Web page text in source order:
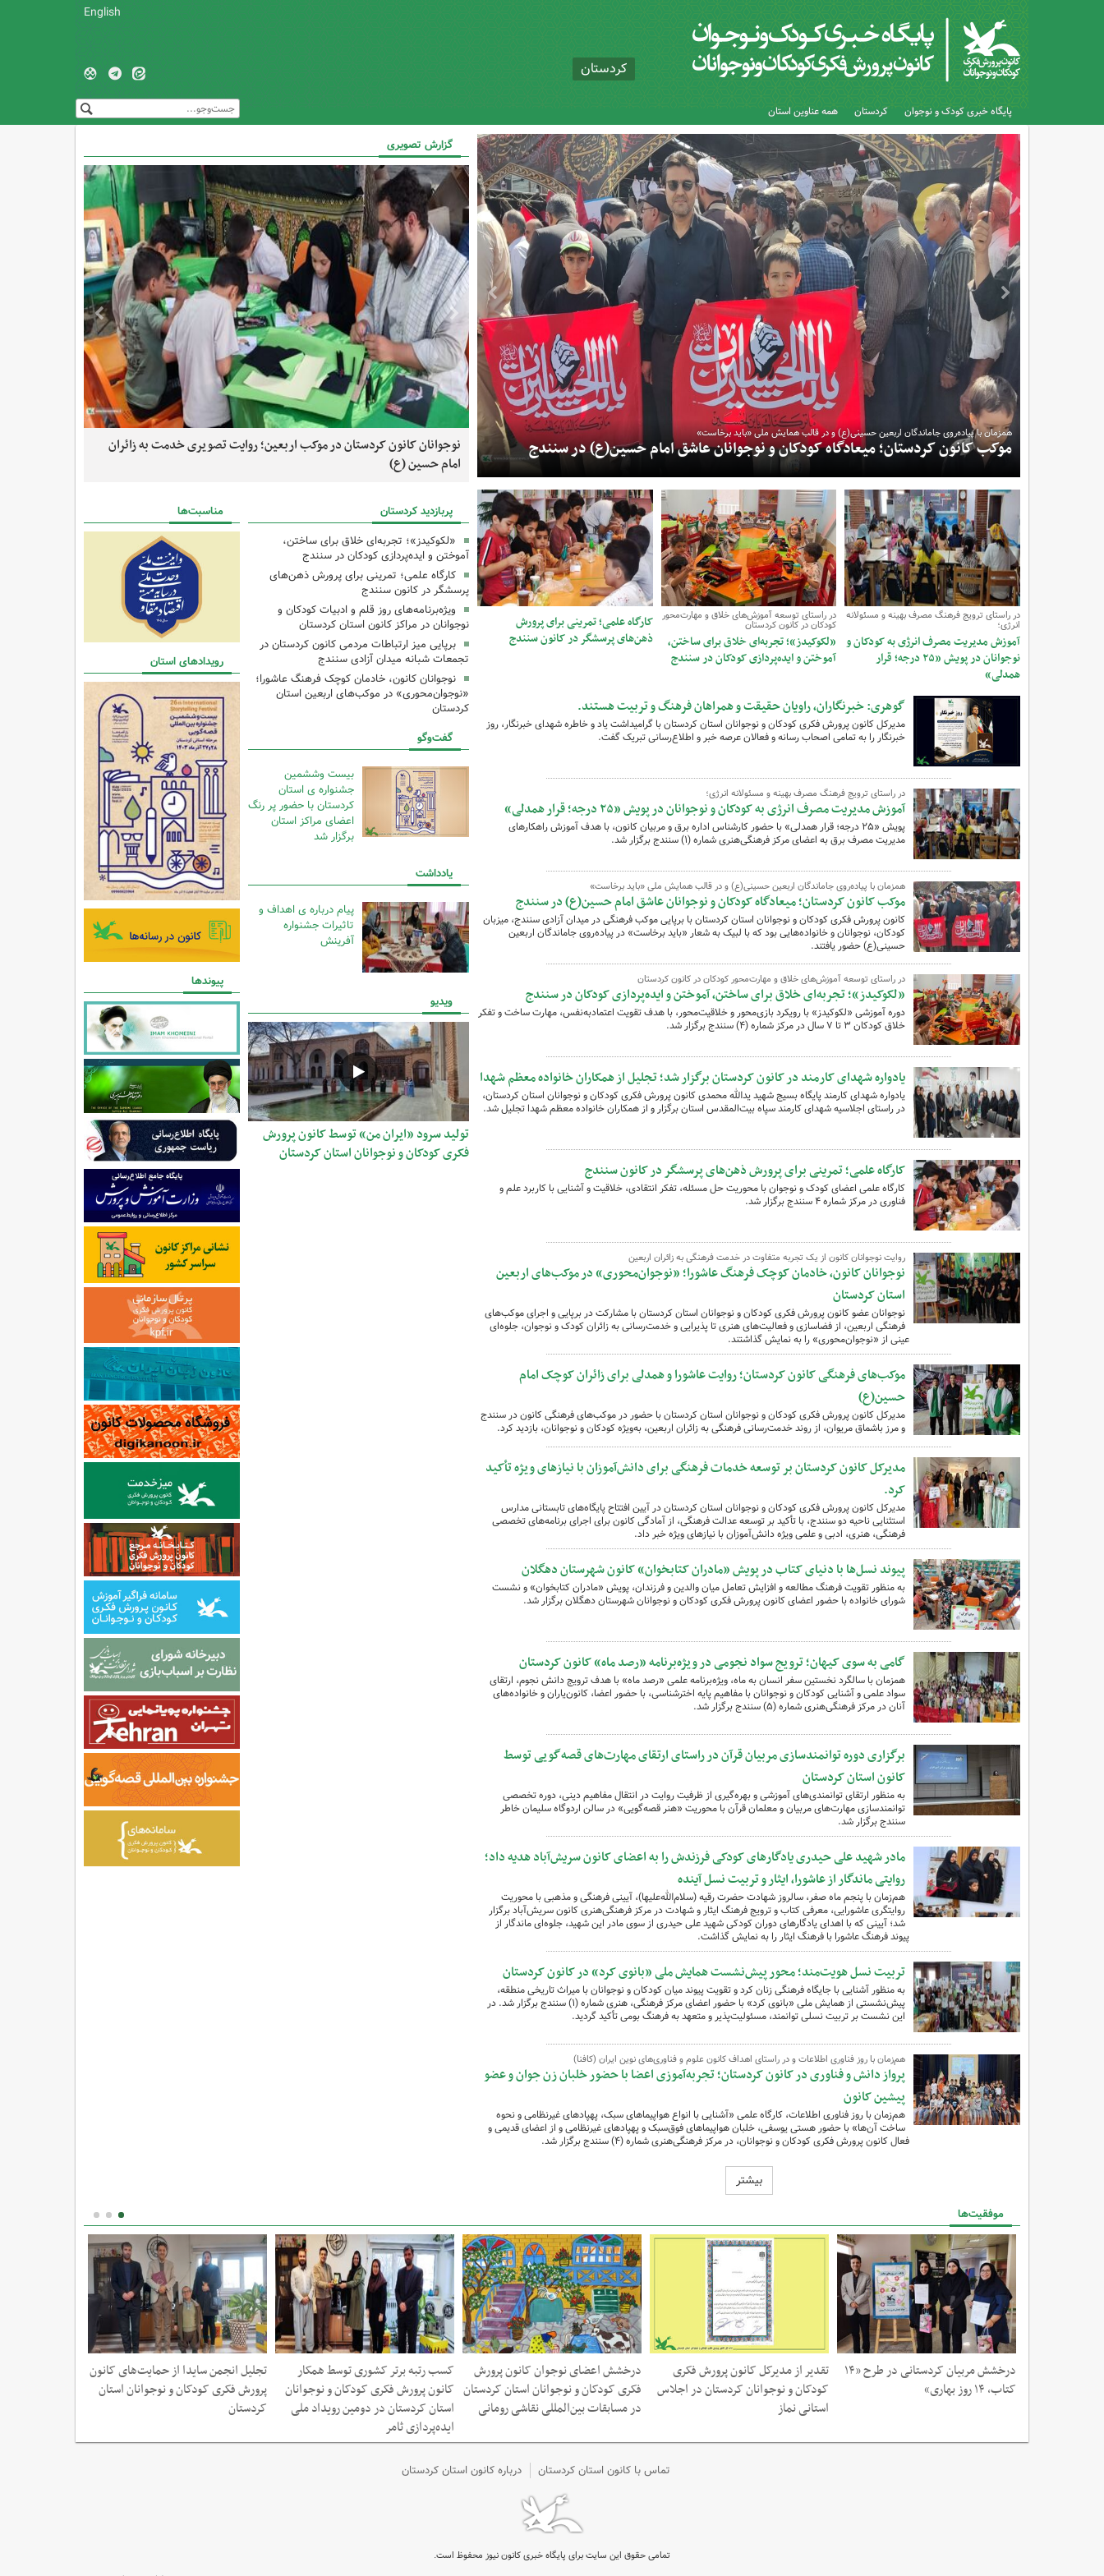
کردستان
English
پایگاه خبری کودک و نوجوان کردستان همه عناوین استان
همزمان با پیاده‌روی جاماندگان اربعین حسینی(ع) و در قالب همایش ملی «باید برخاست»
موکب کانون کردستان؛ میعادگاه کودکان و نوجوانان عاشق امام حسین(ع) در سنندج یادواره شهدای کارمند در کانون کردستان برگزار شد؛ تجلیل از همکاران
در راستای ترویج فرهنگ مصرف بهینه و مسئولانه
انرژی؛
آموزش مدیریت مصرف انرژی به کودکان و
نوجوانان در پویش «۲۵ درجه؛ قرار
همدلی»
در راستای توسعه آموزش‌های خلاق و مهارت‌محور
کودکان در کانون کردستان
«لکوکیدز»؛ تجربه‌ای خلاق برای ساختن،
آموختن و ایده‌پردازی کودکان در سنندج
کارگاه علمی؛ تمرینی برای پرورش
ذهن‌های پرسشگر در کانون سنندج
گوهری: خبرنگاران، راویان حقیقت و همراهان فرهنگ و تربیت هستند.
مدیرکل کانون پرورش فکری کودکان و نوجوانان استان کردستان با گرامیداشت یاد و خاطره شهدای خبرنگار، روز
خبرنگار را به تمامی اصحاب رسانه و فعالان عرصه خبر و اطلاع‌رسانی تبریک گفت.
در راستای ترویج فرهنگ مصرف بهینه و مسئولانه انرژی؛
آموزش مدیریت مصرف انرژی به کودکان و نوجوانان در پویش «۲۵ درجه؛ قرار همدلی»
پویش «۲۵ درجه؛ قرار همدلی» با حضور کارشناس اداره برق و مربیان کانون، با هدف آموزش راهکارهای
مدیریت مصرف برق به اعضای مرکز فرهنگی‌هنری شماره (۱) سنندج برگزار شد.
همزمان با پیاده‌روی جاماندگان اربعین حسینی(ع) و در قالب همایش ملی «باید برخاست»
موکب کانون کردستان؛ میعادگاه کودکان و نوجوانان عاشق امام حسین(ع) در سنندج
کانون پرورش فکری کودکان و نوجوانان استان کردستان با برپایی موکب فرهنگی در میدان آزادی سنندج، میزبان
کودکان، نوجوانان و خانواده‌هایی بود که با لبیک به شعار «باید برخاست» در پیاده‌روی جاماندگان اربعین
حسینی(ع) حضور یافتند.
در راستای توسعه آموزش‌های خلاق و مهارت‌محور کودکان در کانون کردستان
«لکوکیدز»؛ تجربه‌ای خلاق برای ساختن، آموختن و ایده‌پردازی کودکان در سنندج
دوره آموزشی «لکوکیدز» با رویکرد بازی‌محور و خلاقیت‌محور، با هدف تقویت اعتمادبه‌نفس، مهارت ساخت و تفکر
خلاق کودکان ۳ تا ۷ سال در مرکز شماره (۴) سنندج برگزار شد.
یادواره شهدای کارمند در کانون کردستان برگزار شد؛ تجلیل از همکاران خانواده معظم شهدا
یادواره شهدای کارمند پایگاه بسیج شهید یدالله محمدی کانون پرورش فکری کودکان و نوجوانان استان کردستان،
در راستای اجلاسیه شهدای کارمند سپاه بیت‌المقدس استان برگزار و از همکاران خانواده معظم شهدا تجلیل شد.
کارگاه علمی؛ تمرینی برای پرورش ذهن‌های پرسشگر در کانون سنندج
کارگاه علمی اعضای کودک و نوجوان با محوریت حل مسئله، تفکر انتقادی، خلاقیت و آشنایی با کاربرد علم و
فناوری در مرکز شماره ۴ سنندج برگزار شد.
روایت نوجوانان کانون از یک تجربه متفاوت در خدمت فرهنگی به زائران اربعین
نوجوانان کانون، خادمان کوچک فرهنگ عاشورا؛ «نوجوان‌محوری» در موکب‌های اربعین
استان کردستان
نوجوانان عضو کانون پرورش فکری کودکان و نوجوانان استان کردستان با مشارکت در برپایی و اجرای موکب‌های
فرهنگی اربعین، از فضاسازی و فعالیت‌های هنری تا پذیرایی و خدمت‌رسانی به زائران کودک و نوجوان، جلوه‌ای
عینی از «نوجوان‌محوری» را به نمایش گذاشتند.
موکب‌های فرهنگی کانون کردستان؛ روایت عاشورا و همدلی برای زائران کوچک امام
حسین(ع)
مدیرکل کانون پرورش فکری کودکان و نوجوانان استان کردستان با حضور در موکب‌های فرهنگی کانون در سنندج
و مرز باشماق مریوان، از روند خدمت‌رسانی فرهنگی به زائران اربعین، به‌ویژه کودکان و نوجوانان، بازدید کرد.
مدیرکل کانون کردستان بر توسعه خدمات فرهنگی برای دانش‌آموزان با نیازهای ویژه تأکید
کرد.
مدیرکل کانون پرورش فکری کودکان و نوجوانان استان کردستان در آیین افتتاح پایگاه‌های تابستانی مدارس
استثنایی ناحیه دو سنندج، با تأکید بر توسعه عدالت فرهنگی، از آمادگی کانون برای اجرای برنامه‌های تخصصی
فرهنگی، هنری، ادبی و علمی ویژه دانش‌آموزان با نیازهای ویژه خبر داد.
پیوند نسل‌ها با دنیای کتاب در پویش «مادران کتابخوان» کانون شهرستان دهگلان
به منظور تقویت فرهنگ مطالعه و افزایش تعامل میان والدین و فرزندان، پویش «مادران کتابخوان» و نشست
شورای خانواده با حضور اعضای کانون پرورش فکری کودکان و نوجوانان شهرستان دهگلان برگزار شد.
گامی به سوی کیهان؛ ترویج سواد نجومی در ویژه‌برنامه «رصد ماه» کانون کردستان
همزمان با سالگرد نخستین سفر انسان به ماه، ویژه‌برنامه علمی «رصد ماه» با هدف ترویج دانش نجوم، ارتقای
سواد علمی و آشنایی کودکان و نوجوانان با مفاهیم پایه اخترشناسی، با حضور اعضا، کانون‌یاران و خانواده‌های
آنان در مرکز فرهنگی‌هنری شماره (۵) سنندج برگزار شد.
برگزاری دوره توانمندسازی مربیان قرآن در راستای ارتقای مهارت‌های قصه‌گویی توسط
کانون استان کردستان
به منظور ارتقای توانمندی‌های آموزشی و بهره‌گیری از ظرفیت روایت در انتقال مفاهیم دینی، دوره تخصصی
توانمندسازی مهارت‌های مربیان و معلمان قرآن با محوریت «هنر قصه‌گویی» در سالن اردوگاه سلیمان خاطر
سنندج برگزار شد.
مادر شهید علی حیدری یادگارهای کودکی فرزندش را به اعضای کانون سریش‌آباد هدیه داد؛
روایتی ماندگار از عاشورا، ایثار و تربیت نسل آینده
هم‌زمان با پنجم ماه صفر، سالروز شهادت حضرت رقیه (سلام‌الله‌علیها)، آیینی فرهنگی و مذهبی با محوریت
روایتگری عاشورایی، معرفی کتاب و ترویج فرهنگ ایثار و شهادت در مرکز فرهنگی‌هنری کانون سریش‌آباد برگزار
شد؛ آیینی که با اهدای یادگارهای دوران کودکی شهید علی حیدری از سوی مادر این شهید، جلوه‌ای ماندگار از
پیوند فرهنگ عاشورا با فرهنگ ایثار را به نمایش گذاشت.
تربیت نسل هویت‌مند؛ محور پیش‌نشست همایش ملی «بانوی کرد» در کانون کردستان
به منظور آشنایی با جایگاه فرهنگی زنان کرد و تقویت پیوند میان کودکان و نوجوانان با میراث تاریخی منطقه،
پیش‌نشستی از همایش ملی «بانوی کرد» با حضور اعضای مرکز فرهنگی، هنری شماره (۱) سنندج برگزار شد. در
این نشست بر تربیت نسلی توانمند، مسئولیت‌پذیر و متعهد به فرهنگ بومی تأکید گردید.
هم‌زمان با روز فناوری اطلاعات و در راستای اهداف کانون علوم و فناوری‌های نوین ایران (کافنا)
پرواز دانش و فناوری در کانون کردستان؛ تجربه‌آموزی اعضا با حضور خلبان زن جوان و عضو
پیشین کانون
هم‌زمان با روز فناوری اطلاعات، کارگاه علمی «آشنایی با انواع هواپیماهای سبک، پهپادهای غیرنظامی و نحوه
ساخت آن‌ها» با حضور هستی یوسفی، خلبان هواپیماهای فوق‌سبک و پهپادهای غیرنظامی و از اعضای قدیمی و
فعال کانون پرورش فکری کودکان و نوجوانان، در مرکز فرهنگی‌هنری شماره (۴) سنندج برگزار شد.
بیشتر
گزارش تصویری
عشق کودکان کردستانی به مکتب عاشورا
چهارمین گردهمایی بزرگ کودکان عاشورایی
«باید برخاست»؛ وقتی کودکان و نوجوانان کانون، خادمان کوچک زائران
حسین(ع) شدند.
نوجوانان کانون کردستان در موکب اربعین؛ روایت تصویری خدمت به زائران
امام حسین (ع)
پربازدید کردستان
«لکوکیدز»؛ تجربه‌ای خلاق برای ساختن،
آموختن و ایده‌پردازی کودکان در سنندج
کارگاه علمی؛ تمرینی برای پرورش ذهن‌های
پرسشگر در کانون سنندج
ویژه‌برنامه‌های روز قلم و ادبیات کودکان و
نوجوانان در مراکز کانون استان کردستان
برپایی میز ارتباطات مردمی کانون کردستان در
تجمعات شبانه میدان آزادی سنندج
نوجوانان کانون، خادمان کوچک فرهنگ عاشورا؛
«نوجوان‌محوری» در موکب‌های اربعین استان
کردستان
گفت‌وگو
بیست وششمین
جشنواره ی استان
کردستان با حضور پر رنگ
اعضای مراکز استان
برگزار شد
یادداشت
پیام درباره ی اهداف و
تاثیرات جشنواره
آفرینش
ویدیو
تولید سرود «ایران من» توسط کانون پرورش
فکری کودکان و نوجوانان استان کردستان
مناسبت‌ها
رویدادهای استان
پیوندها
موفقیت‌ها
درخشش مربیان کردستانی در طرح «۱۴
کتاب، ۱۴ روز بهاری»
تقدیر از مدیرکل کانون پرورش فکری
کودکان و نوجوانان کردستان در اجلاس
استانی نماز
درخشش اعضای نوجوان کانون پرورش
فکری کودکان و نوجوانان استان کردستان
در مسابقات بین‌المللی نقاشی رومانی
کسب رتبه برتر کشوری توسط همکار
کانون پرورش فکری کودکان و نوجوانان
استان کردستان در دومین رویداد ملی
ایده‌پردازی ثامر
تجلیل انجمن سایدا از حمایت‌های کانون
پرورش فکری کودکان و نوجوانان استان
کردستان
تماس با کانون استان کردستان درباره کانون استان کردستان
تمامی حقوق این سایت برای پایگاه خبری کانون نیوز محفوظ است.